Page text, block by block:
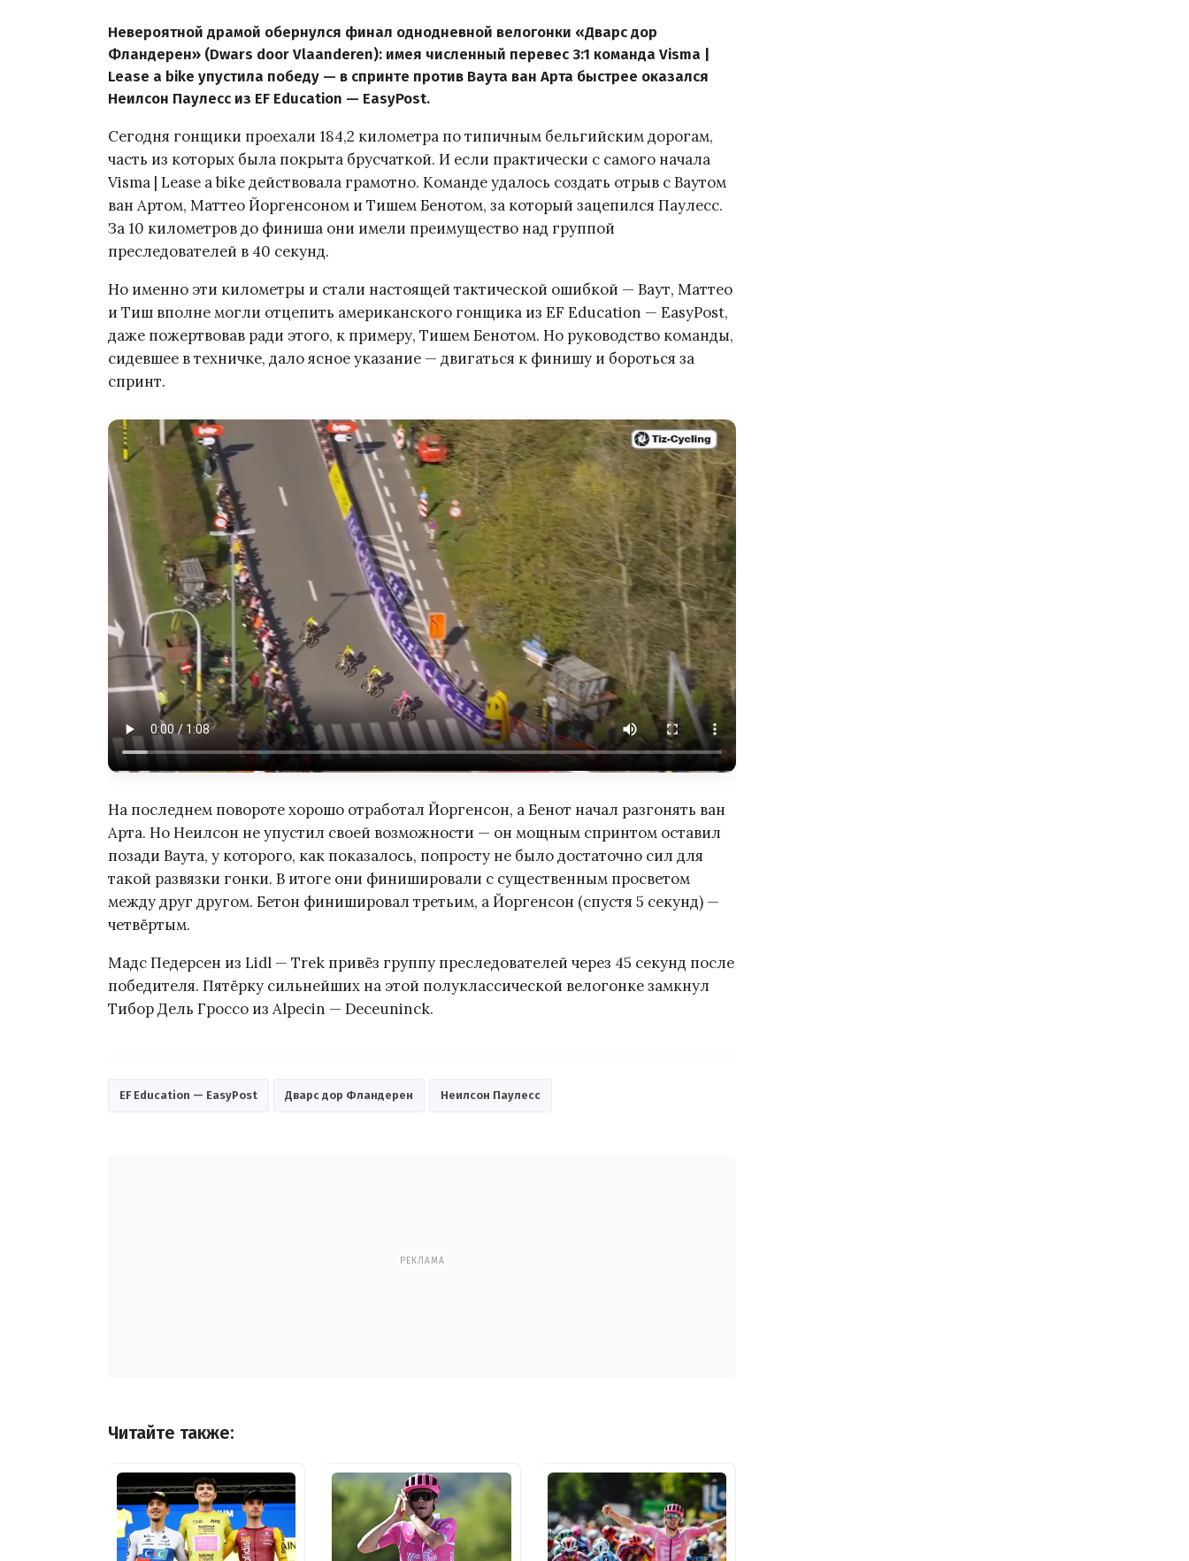
Невероятной драмой обернулся финал однодневной велогонки «Дварс дор
Фландерен» (Dwars door Vlaanderen): имея численный перевес 3:1 команда Visma |
Lease a bike упустила победу — в спринте против Ваута ван Арта быстрее оказался
Неилсон Паулесс из EF Education — EasyPost.
Сегодня гонщики проехали 184,2 километра по типичным бельгийским дорогам,
часть из которых была покрыта брусчаткой. И если практически с самого начала
Visma | Lease a bike действовала грамотно. Команде удалось создать отрыв с Ваутом
ван Артом, Маттео Йоргенсоном и Тишем Бенотом, за который зацепился Паулесс.
За 10 километров до финиша они имели преимущество над группой
преследователей в 40 секунд.
Но именно эти километры и стали настоящей тактической ошибкой — Ваут, Маттео
и Тиш вполне могли отцепить американского гонщика из EF Education — EasyPost,
даже пожертвовав ради этого, к примеру, Тишем Бенотом. Но руководство команды,
сидевшее в техничке, дало ясное указание — двигаться к финишу и бороться за
спринт.
На последнем повороте хорошо отработал Йоргенсон, а Бенот начал разгонять ван
Арта. Но Неилсон не упустил своей возможности — он мощным спринтом оставил
позади Ваута, у которого, как показалось, попросту не было достаточно сил для
такой развязки гонки. В итоге они финишировали с существенным просветом
между друг другом. Бетон финишировал третьим, а Йоргенсон (спустя 5 секунд) —
четвёртым.
Мадс Педерсен из Lidl — Trek привёз группу преследователей через 45 секунд после
победителя. Пятёрку сильнейших на этой полуклассической велогонке замкнул
Тибор Дель Гроссо из Alpecin — Deceuninck.
EF Education — EasyPost Дварс дор Фландерен Неилсон Паулесс
РЕКЛАМА
Читайте также: